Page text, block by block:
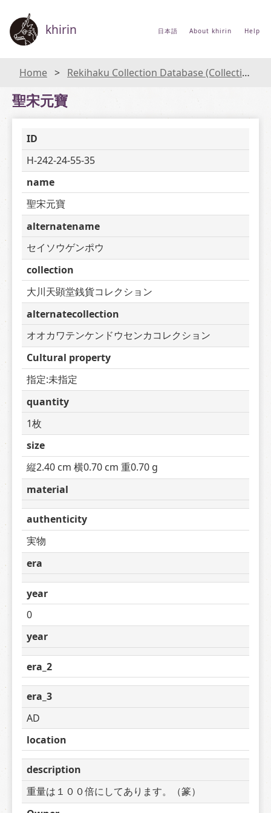
khirin 日本語 About khirin Help
Home Rekihaku Collection Database (Collections Database of the National Museum of Japanese History)
聖宋元寶
ID
H-242-24-55-35
name
聖宋元寶
alternatename
セイソウゲンポウ
collection
大川天顕堂銭貨コレクション
alternatecollection
オオカワテンケンドウセンカコレクション
Cultural property
指定:未指定
quantity
1枚
size
縦2.40 cm 横0.70 cm 重0.70 g
material
authenticity
実物
era
year
0
year
era_2
era_3
AD
location
description
重量は１００倍にしてあります。（篆）